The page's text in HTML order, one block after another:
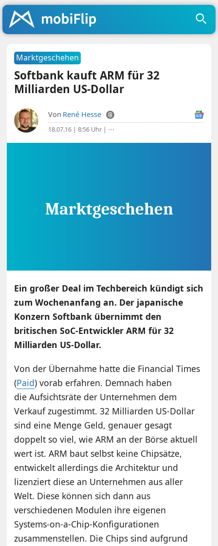
Marktgeschehen
Softbank kauft ARM für 32
Milliarden US-Dollar
Von René Hesse
18.07.16 | 8:56 Uhr | ⋯
Ein großer Deal im Techbereich kündigt sich
zum Wochenanfang an. Der japanische
Konzern Softbank übernimmt den
britischen SoC-Entwickler ARM für 32
Milliarden US-Dollar.
Von der Übernahme hatte die Financial Times
(Paid) vorab erfahren. Demnach haben
die Aufsichtsräte der Unternehmen dem
Verkauf zugestimmt. 32 Milliarden US-Dollar
sind eine Menge Geld, genauer gesagt
doppelt so viel, wie ARM an der Börse aktuell
wert ist. ARM baut selbst keine Chipsätze,
entwickelt allerdings die Architektur und
lizenziert diese an Unternehmen aus aller
Welt. Diese können sich dann aus
verschiedenen Modulen ihre eigenen
Systems-on-a-Chip-Konfigurationen
zusammenstellen. Die Chips sind aufgrund